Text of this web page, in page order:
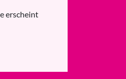
erscheint